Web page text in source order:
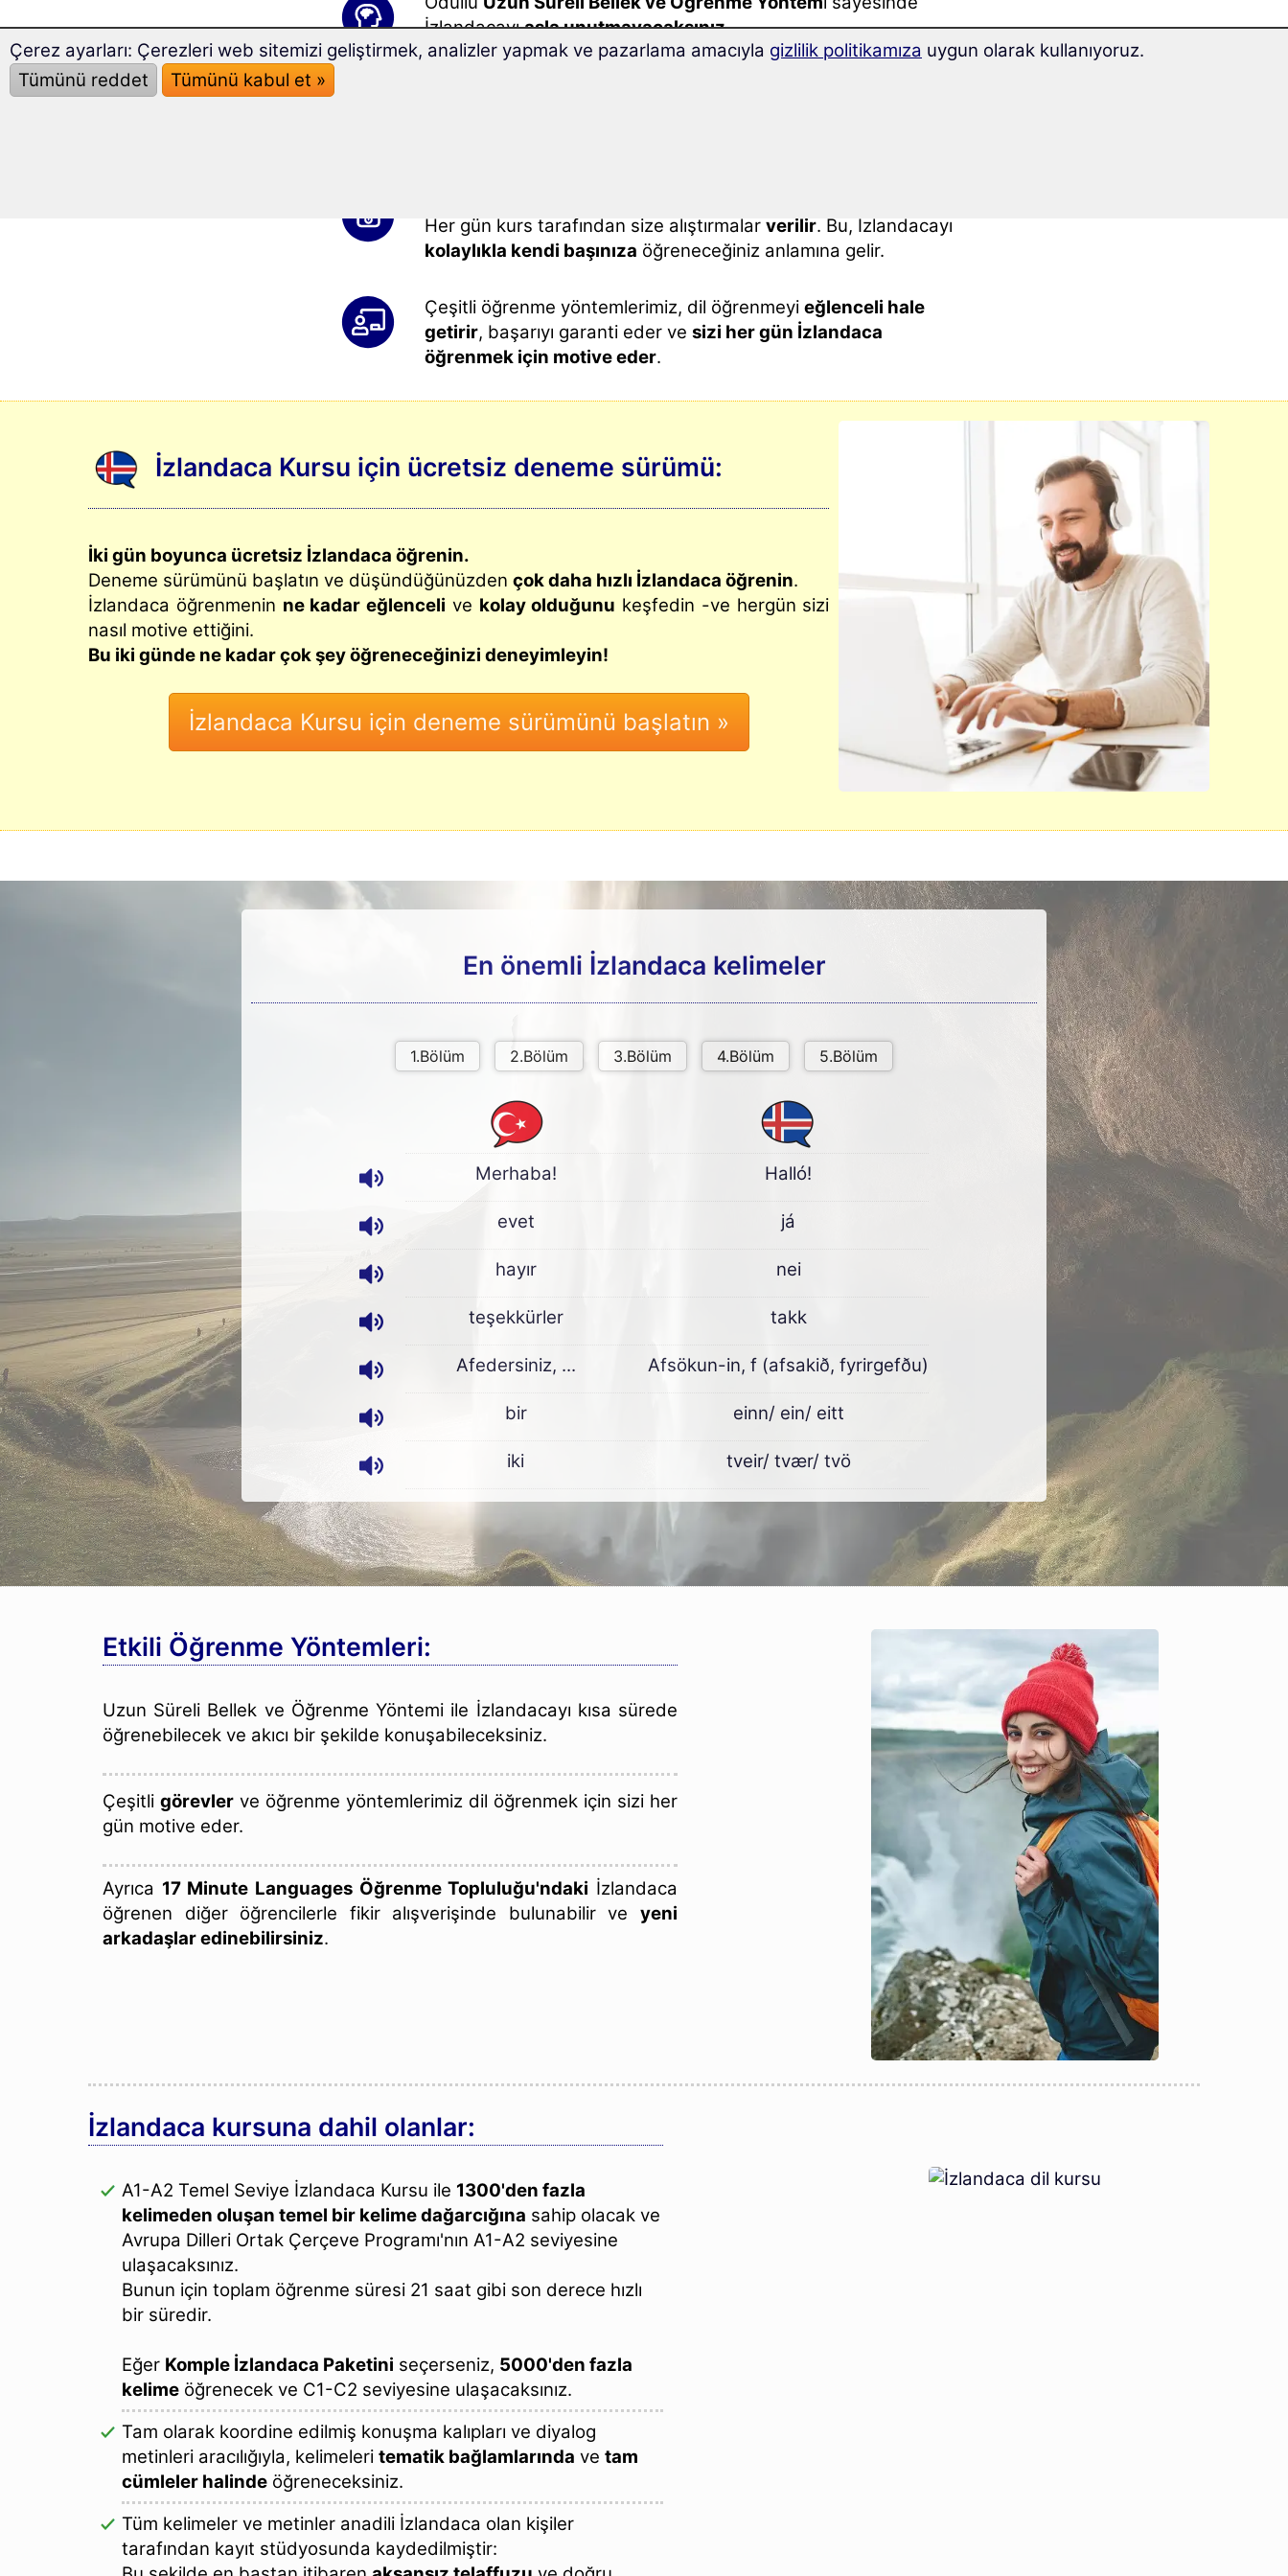
İzlandacayıasla unutmayacaksınız.
Her gün kurs tarafından size alıştırmalar verilir. Bu, İzlandacayı
kolaylıkla kendi başınıza öğreneceğiniz anlamına gelir.
Çeşitli öğrenme yöntemlerimiz, dil öğrenmeyi eğlenceli hale
getirir, başarıyı garanti eder ve sizi her gün İzlandaca
öğrenmek için motive eder.
İzlandaca Kursu için ücretsiz deneme sürümü:
İki gün boyunca ücretsiz İzlandaca öğrenin.
Deneme sürümünü başlatın ve düşündüğünüzden çok daha hızlı İzlandaca öğrenin.
İzlandaca öğrenmenin ne kadar eğlenceli ve kolay olduğunu keşfedin -ve hergün sizi
nasıl motive ettiğini.
Bu iki günde ne kadar çok şey öğreneceğinizi deneyimleyin!
En önemli İzlandaca kelimeler
Merhaba! Halló!
evet já
hayır nei
teşekkürler takk
Afedersiniz, ... Afsökun-in, f (afsakið, fyrirgefðu)
bir einn/ ein/ eitt
iki tveir/ tvær/ tvö
Etkili Öğrenme Yöntemleri:
Uzun Süreli Bellek ve Öğrenme Yöntemi ile İzlandacayı kısa sürede
öğrenebilecek ve akıcı bir şekilde konuşabileceksiniz.
Çeşitli görevler ve öğrenme yöntemlerimiz dil öğrenmek için sizi her
gün motive eder.
Ayrıca 17 Minute Languages Öğrenme Topluluğu'ndaki İzlandaca
öğrenen diğer öğrencilerle fikir alışverişinde bulunabilir ve yeni
arkadaşlar edinebilirsiniz.
İzlandaca kursuna dahil olanlar:
A1-A2 Temel Seviye İzlandaca Kursu ile 1300'den fazla
kelimeden oluşan temel bir kelime dağarcığına sahip olacak ve
Avrupa Dilleri Ortak Çerçeve Programı'nın A1-A2 seviyesine
ulaşacaksınız.
Bunun için toplam öğrenme süresi 21 saat gibi son derece hızlı
bir süredir.
Eğer Komple İzlandaca Paketini seçerseniz, 5000'den fazla
kelime öğrenecek ve C1-C2 seviyesine ulaşacaksınız.
Tam olarak koordine edilmiş konuşma kalıpları ve diyalog
metinleri aracılığıyla, kelimeleri tematik bağlamlarında ve tam
cümleler halinde öğreneceksiniz.
Tüm kelimeler ve metinler anadili İzlandaca olan kişiler
tarafından kayıt stüdyosunda kaydedilmiştir:
Çerez ayarları: Çerezleri web sitemizi geliştirmek, analizler yapmak ve pazarlama amacıyla gizlilik politikamıza uygun olarak kullanıyoruz.
Tümünü reddet
Tümünü kabul et »